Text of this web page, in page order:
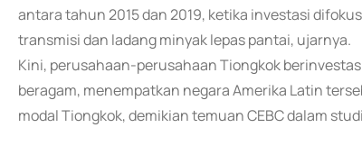
antara tahun 2015 dan 2019, ketika investasi
transmisi dan ladang minyak lepas pantai, ujarnya.
Kini, perusahaan-perusahaan Tiongkok
beragam, menempatkan negara Amerika Latin
modal Tiongkok, demikian temuan CEBC dalam